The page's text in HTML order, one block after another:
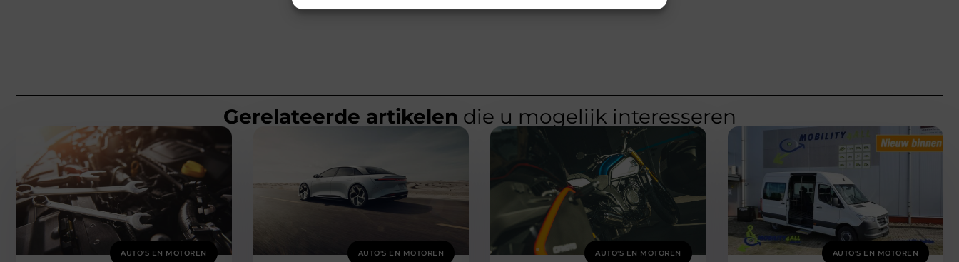
Gerelateerde artikelen die u mogelijk interesseren
AUTO'S EN MOTOREN AUTO'S EN MOTOREN AUTO'S EN MOTOREN AUTO'S EN MOTOREN